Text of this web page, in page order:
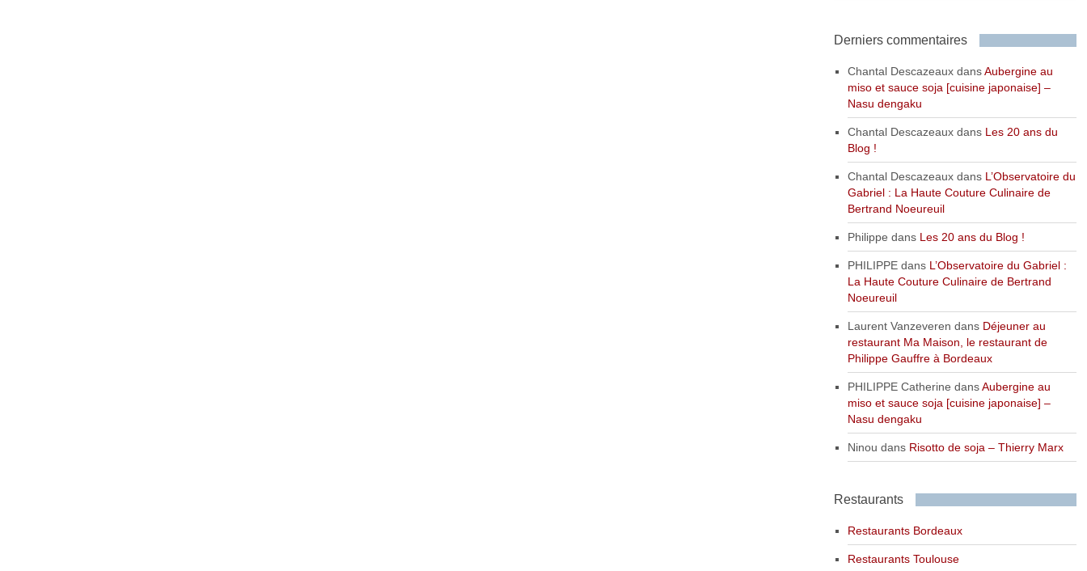
Derniers commentaires
Chantal DescazeauxdansAubergine au
miso et sauce soja [cuisine japonaise] –
Nasu dengaku
Chantal Descazeauxdans Les 20 ans du
Blog !
Chantal Descazeauxdans L’Observatoire du
Gabriel : La Haute Couture Culinaire de
Bertrand Noeureuil
Philippe dans Les 20 ans du Blog !
PHILIPPEdans L’Observatoire du Gabriel :
La Haute Couture Culinaire de Bertrand
Noeureuil
Laurent Vanzeveren dans Déjeuner au
restaurant Ma Maison, le restaurant de
Philippe Gauffre à Bordeaux
PHILIPPE Catherine dansAubergine au
miso et sauce soja [cuisine japonaise] –
Nasu dengaku
Ninou dans Risotto de soja – Thierry Marx
Restaurants
Restaurants Bordeaux
Restaurants Toulouse